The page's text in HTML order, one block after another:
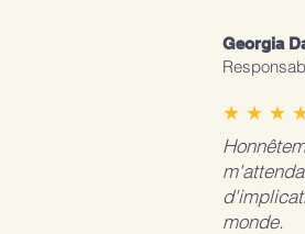
monde.
★ ★ ★
Georgia